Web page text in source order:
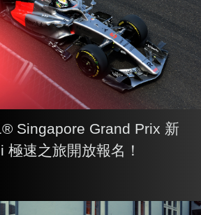
Singapore Grand Prix 新
極速之旅開放報名！